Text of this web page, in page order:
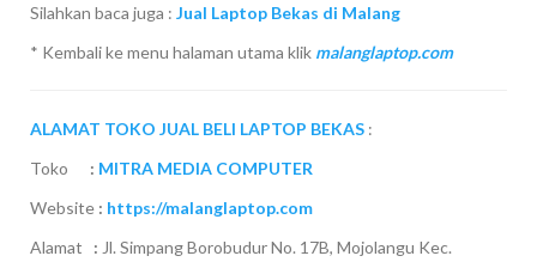
Silahkan baca juga : Jual Laptop Bekas di Malang
* Kembali ke menu halaman utama klik malanglaptop.com
ALAMAT TOKO JUAL BELI LAPTOP BEKAS :
Toko : MITRA MEDIA COMPUTER
Website : https://malanglaptop.com
Alamat : Jl. Simpang Borobudur No. 17B, Mojolangu Kec.